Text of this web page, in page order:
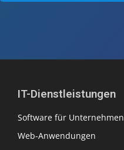
IT-Dienstleistungen
Software für Unternehmen
Web-Anwendungen